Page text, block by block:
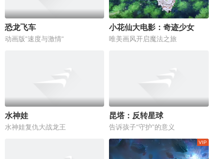
恐龙飞车
动画版“速度与激情“
小花仙大电影：奇迹少女
唯美画风开启魔法之旅
水神娃
水神娃复仇大战龙王
昆塔：反转星球
告诉孩子“守护”的意义